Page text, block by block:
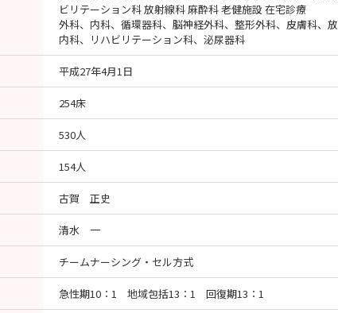
ビリテーション科 放射線科 麻酔科 老健施設 在宅診療
外科、内科、循環器科、脳神経外科、整形外科、皮膚科、
内科、リハビリテーション科、泌尿器科
平成27年4月1日
254床
530人
154人
古賀 正史
清水 一
チームナーシング・セル方式
急性期10：1 地域包括13：1 回復期13：1